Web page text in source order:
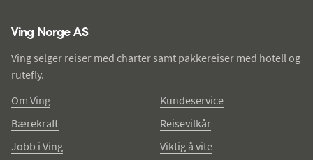
Ving Norge AS
Ving selger reiser med charter samt pakkereiser med hotell og
rutefly.
Om Ving
Bærekraft
Jobb i Ving
Kundeservice
Reisevilkår
Viktig å vite